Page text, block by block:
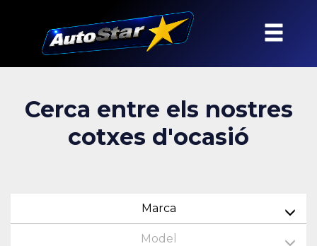
Cerca entre els nostres
cotxes d'ocasió
Marca
Model